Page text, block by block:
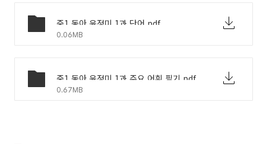
중1 동아 윤정미 1과 단어.pdf
0.06MB
중1 동아 윤정미 1과 주요 어휘 필기.pdf
0.67MB